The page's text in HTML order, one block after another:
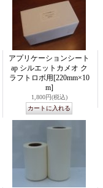
アプリケーションシート
ap シルエットカメオ ク
ラフトロボ用 [220mm×10
m]
1,800円(税込)